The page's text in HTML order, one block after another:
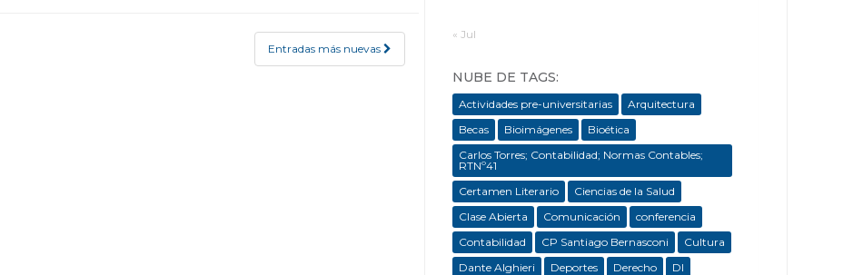
Entradas más nuevas
« Jul
NUBE DE TAGS:
Actividades pre-universitarias
Arquitectura
Becas
Bioimágenes
Bioética
Carlos Torres; Contabilidad; Normas Contables;
RTNº41
Certamen Literario
Ciencias de la Salud
Clase Abierta
Comunicación
conferencia
Contabilidad
CP Santiago Bernasconi
Cultura
Dante Alghieri
Deportes Derecho
DI